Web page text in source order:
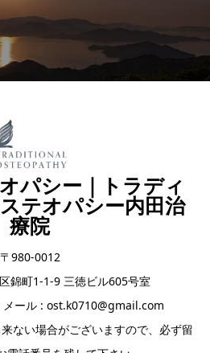
パシー｜トラディ
テオパシー内田治
療院
〒980-0012
錦町1-1-9 三徳ビル605号室
ール : ost.k0710@gmail.com
ない場合がございますので、必ず留